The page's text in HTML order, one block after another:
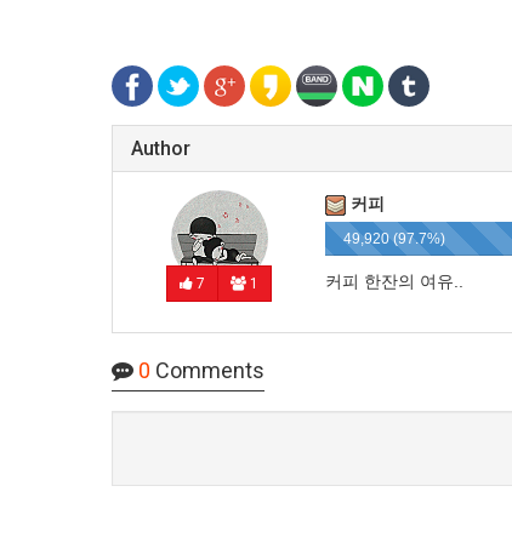
Author
7 1
커피
49,920 (97.7%)
커피 한잔의 여유..
0 Comments